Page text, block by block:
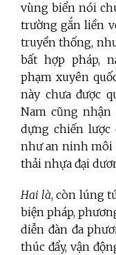
vùng biển nói
trường gắn liền
truyền thống,
bất hợp pháp,
phạm xuyên
này chưa được
Nam cũng nhận
dựng chiến lược
như an ninh môi
thải nhựa đại
Hai là, còn lúng
biện pháp,
diễn đàn đa
thúc đẩy, vận